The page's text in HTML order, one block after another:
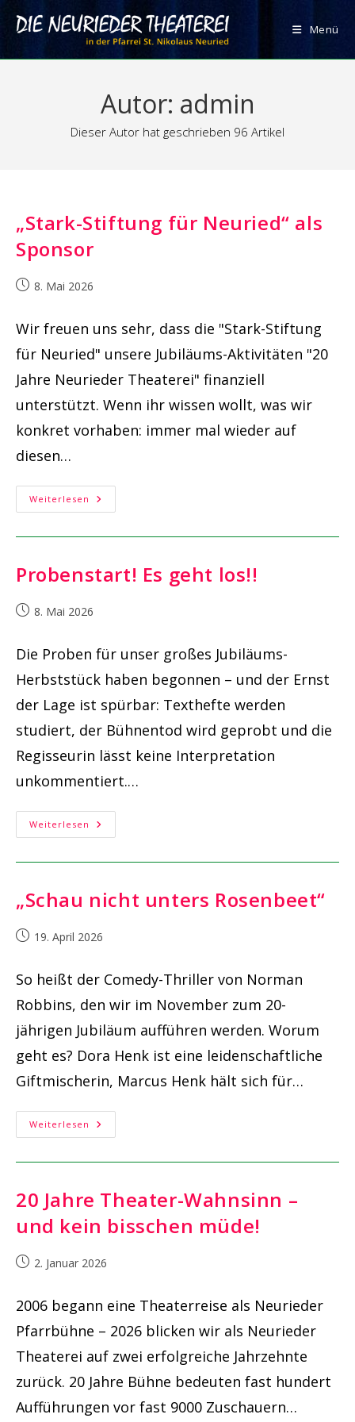
Inhalt
Menü
Autor: admin
Dieser Autor hat geschrieben 96 Artikel
„Stark-Stiftung für Neuried“ als
Sponsor
Beitrag8. Mai 2026
Wir freuen uns sehr, dass die "Stark-Stiftung
für Neuried" unsere Jubiläums-Aktivitäten "20
Jahre Neurieder Theaterei" finanziell
unterstützt. Wenn ihr wissen wollt, was wir
konkret vorhaben: immer mal wieder auf
diesen…
Weiterlesen „Stark-
Stiftung
Probenstart! Es geht los!!
Beitrag8. Mai 2026
Die Proben für unser großes Jubiläums-
Herbststück haben begonnen – und der Ernst
der Lage ist spürbar: Texthefte werden
studiert, der Bühnentod wird geprobt und die
Regisseurin lässt keine Interpretation
unkommentiert.…
Weiterlesen Probenstart!
Es
„Schau nicht unters Rosenbeet“
Beitrag19. April 2026
So heißt der Comedy-Thriller von Norman
Robbins, den wir im November zum 20-
jährigen Jubiläum aufführen werden. Worum
geht es? Dora Henk ist eine leidenschaftliche
Giftmischerin, Marcus Henk hält sich für…
Weiterlesen „Schau
Nicht
20 Jahre Theater-Wahnsinn –
und kein bisschen müde!
Beitrag2. Januar 2026
2006 begann eine Theaterreise als Neurieder
Pfarrbühne – 2026 blicken wir als Neurieder
Theaterei auf zwei erfolgreiche Jahrzehnte
zurück. 20 Jahre Bühne bedeuten fast hundert
Aufführungen vor fast 9000 Zuschauern…